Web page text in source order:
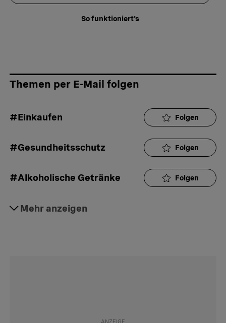
So funktioniert's
Themen per E-Mail folgen
#Einkaufen Folgen
#Gesundheitsschutz Folgen
#Alkoholische Getränke Folgen
Mehr anzeigen
#Gastronomie